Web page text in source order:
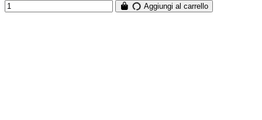
Aggiungi al carrello